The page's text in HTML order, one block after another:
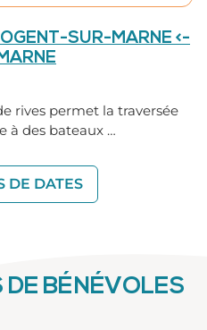
SUR-MARNE <-
rives permet la traversée
à des bateaux …
DE DATES
DE BÉNÉVOLES